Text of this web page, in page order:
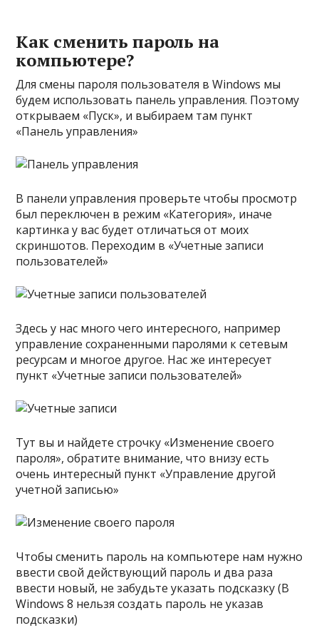
Как сменить пароль на
компьютере?
Для смены пароля пользователя в Windows мы
будем использовать панель управления. Поэтому
открываем «Пуск», и выбираем там пункт
«Панель управления»
В панели управления проверьте чтобы просмотр
был переключен в режим «Категория», иначе
картинка у вас будет отличаться от моих
скриншотов. Переходим в «Учетные записи
пользователей»
Здесь у нас много чего интересного, например
управление сохраненными паролями к сетевым
ресурсам и многое другое. Нас же интересует
пункт «Учетные записи пользователей»
Тут вы и найдете строчку «Изменение своего
пароля», обратите внимание, что внизу есть
очень интересный пункт «Управление другой
учетной записью»
Чтобы сменить пароль на компьютере нам нужно
ввести свой действующий пароль и два раза
ввести новый, не забудьте указать подсказку (В
Windows 8 нельзя создать пароль не указав
подсказки)